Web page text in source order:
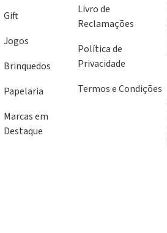
Gift
Jogos
Brinquedos
Papelaria
Marcas em
Destaque
Livro de
Reclamações
Política de
Privacidade
Termos e Condições